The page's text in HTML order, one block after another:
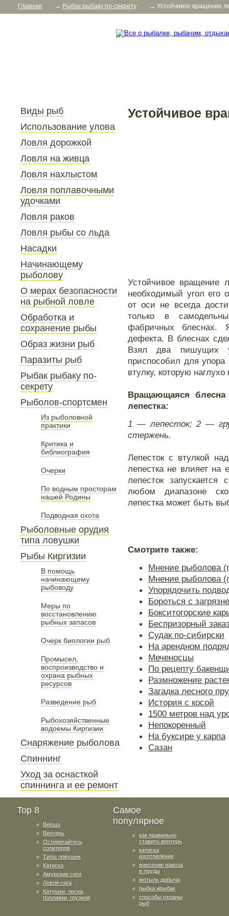
Главная → Рыбак рыбаку по-секрету → Устойчивое вращение
Виды рыб
Использование улова
Ловля дорожкой
Ловля на живца
Ловля нахлыстом
Ловля поплавочными
удочками
Ловля раков
Ловля рыбы со льда
Насадки
Начинающему
рыболову
О мерах безопасности
на рыбной ловле
Обработка и
сохранение рыбы
Образ жизни рыб
Паразиты рыб
Рыбак рыбаку по-
секрету
Рыболов-спортсмен
Из рыболовной
практики
Критика и
библиография
Очерки
По водным просторам
нашей Родины
Подводная охота
Рыболовные орудия
типа ловушки
Рыбы Киргизии
В помощь
начинающему
рыбоводу
Меры по
восстановлению
рыбных запасов
Очерк биологии рыб
Промысел,
воспроизводство и
охрана рыбных
ресурсов
Разведение рыб
Рыбохозяйственные
водоемы Киргизии
Снаряжение рыболова
Спиннинг
Уход за оснасткой
спиннинга и ее ремонт
Устойчивое
Устойчивое вращение
необходимый угол его
от оси не всегда
только в
фабричных блеснах.
дефекта. В блеснах
Взял два пишущих
приспособил для упора
втулку, которую
Вращающаяся
лепестка:
1 — лепесток; 2 —
стержень.
Лепесток с втулкой
лепестка не влияет на
лепесток
любом диапазоне
лепестка может быть
Смотрите также:
Мнение рыболова
Мнение рыболова
Упорядочить
Бороться с
Бокситогорские
Беспризорный
Судак по-сибирски
На арендном
Меченосцы
По рецепту
Размножение
Загадка лесного
История с косой
1500 метров над
Непокоренный
На буксире у карпа
Сазан
Top 8
Верша
Вентерь
Остерегайтесь
солитеров
Типы ловушек
Катиска
Амурские сиги
Ловля сига
Катушки, леска,
поплавки, грузила
Самое
популярное
как правильно
ставить вентерь
катиска
изготовление
внесение навоза
в пруды
мотыль добыча
рыбка ирыбак
способы охраны
рыб